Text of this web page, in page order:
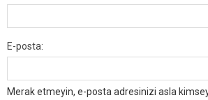
E-posta:
Merak etmeyin, e-posta adresinizi asla